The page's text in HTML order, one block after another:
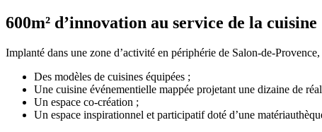
600m² d’innovation au service de la cuisine
Implanté dans une zone d’activité en périphérie de Salon-de-Provence,
Des modèles de cuisines équipées ;
Une cuisine événementielle mappée projetant une dizaine de
Un espace co-création ;
Un espace inspirationnel et participatif doté d’une